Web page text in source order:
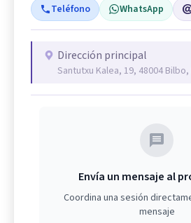
Teléfono WhatsApp
Dirección principal
Santutxu Kalea, 19, 48004
Envía un mensaje al
Coordina una sesión
mensaje